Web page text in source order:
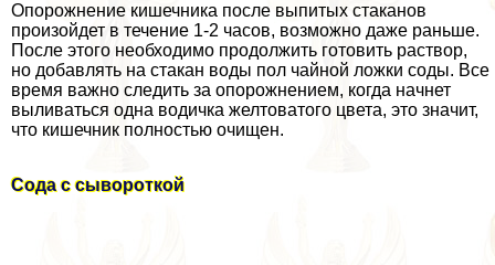
Опорожнение кишечника после выпитых стаканов
произойдет в течение 1-2 часов, возможно даже раньше.
После этого необходимо продолжить готовить раствор,
но добавлять на стакан воды пол чайной ложки соды. Все
время важно следить за oпopoжнением, когда начнет
выливаться одна водичка желтоватого цвета, это значит,
что кишечник полностью очищен.
Сода с сывороткой